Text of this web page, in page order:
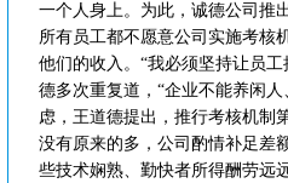
一个人身上。为此，诚德公司推
所有员工都不愿意公司实施考核
他们的收入。“我必须坚持让员
德多次重复道，“企业不能养闲
虑，王道德提出，推行考核机制
没有原来的多，公司酌情补足差
些技术娴熟、勤快者所得酬劳远